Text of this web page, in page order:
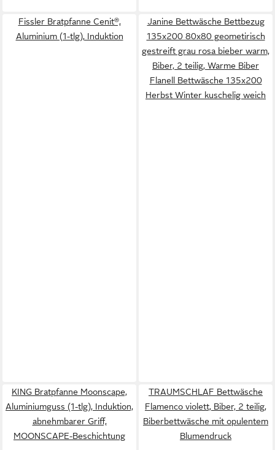
Fissler Bratpfanne Cenit®,
Aluminium (1-tlg), Induktion
Janine Bettwäsche Bettbezug
135x200 80x80 geometirisch
gestreift grau rosa bieber warm,
Biber, 2 teilig, Warme Biber
Flanell Bettwäsche 135x200
Herbst Winter kuschelig weich
KING Bratpfanne Moonscape,
Aluminiumguss (1-tlg), Induktion,
abnehmbarer Griff,
MOONSCAPE-Beschichtung
TRAUMSCHLAF Bettwäsche
Flamenco violett, Biber, 2 teilig,
Biberbettwäsche mit opulentem
Blumendruck